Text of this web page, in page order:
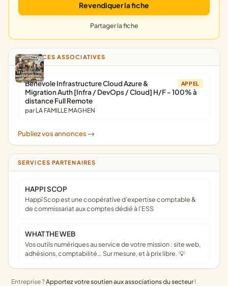
Revendiquer la fiche
Partager la fiche
ANNONCES ASSOCIATIVES
APPEL
Bénévole Infrastructure Cloud Azure &
Migration Auth [Infra / DevOps / Cloud] H/F - 100% à
distance Full Remote
par LA FAMILLE MAGHEN
Publiez vos annonces ->
SERVICES PARTENAIRES
HAPPI SCOP
Happï Scop est une coopérative d’expertise comptable &
de commissariat aux comptes dédié à l'ESS
WHAT THE WEB
Vos outils numériques au service de votre mission : site web,
adhésions, comptabilité… Sur mesure, et à prix libre. 💡
Entreprise ?Apportez votre soutien aux associations du secteur !